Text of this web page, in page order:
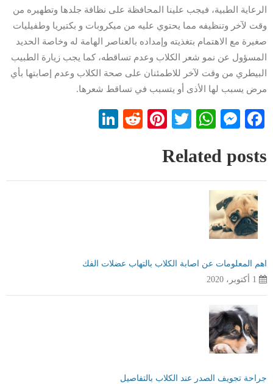
الرعاية الطبية، فيجب علينا المحافظة على نظافة جلدها وتطهيره من
وقت لآخر وتنظيفه مما يحتوي عليه من ميكروبات و بكتيريا وطفيليات
صغيرة مع الاهتمام بتغذيته وإمداده بالعناصر الهامة له وخاصة الحديد
المسؤول عن نمو شعر الكلاب وعدم تساقطه، كما يجب زيارة الطبيب
البيطري من وقت لآخر للاطمئنان على صحة الكلاب وعدم إصابتها بأي
مرض يسبب لها الأذى أو يتسبب في تساقط شعرها.
Facebook
Messenger
WhatsApp
Twitter
Pinterest
Reddit
Related posts
اهم المعلومات عن اصابة الكلاب بالتهاب عضلات الفك
1 أكتوبر، 2020
جراحة تجويف الصدر عند الكلاب بالتفاصيل